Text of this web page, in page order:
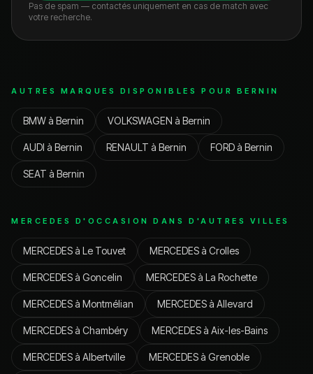
Pas de spam — contactés uniquement en cas de match avec
votre recherche.
AUTRES MARQUES DISPONIBLES POUR BERNIN
BMWà Bernin VOLKSWAGEN à Bernin
AUDI à Bernin RENAULT à Bernin FORDà Bernin
SEAT à Bernin
MERCEDES D'OCCASION DANS D'AUTRES VILLES
MERCEDESà Le Touvet MERCEDESà Crolles
MERCEDESà Goncelin MERCEDESà La Rochette
MERCEDESà Montmélian MERCEDESà Allevard
MERCEDESà Chambéry MERCEDESà Aix-les-Bains
MERCEDESà Albertville MERCEDESà Grenoble